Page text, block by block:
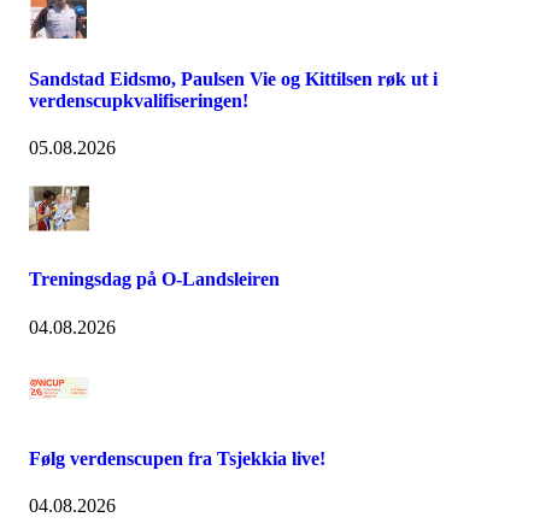
Sandstad Eidsmo, Paulsen Vie og Kittilsen røk ut i
verdenscupkvalifiseringen!
05.08.2026
Treningsdag på O-Landsleiren
04.08.2026
Følg verdenscupen fra Tsjekkia live!
04.08.2026